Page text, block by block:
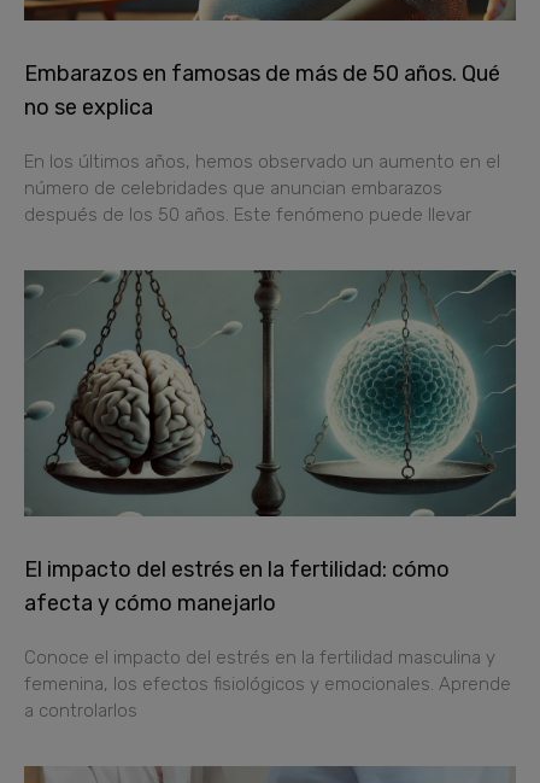
Embarazos en famosas de más de 50 años. Qué
no se explica
En los últimos años, hemos observado un aumento en el
número de celebridades que anuncian embarazos
después de los 50 años. Este fenómeno puede llevar
El impacto del estrés en la fertilidad: cómo
afecta y cómo manejarlo
Conoce el impacto del estrés en la fertilidad masculina y
femenina, los efectos fisiológicos y emocionales. Aprende
a controlarlos